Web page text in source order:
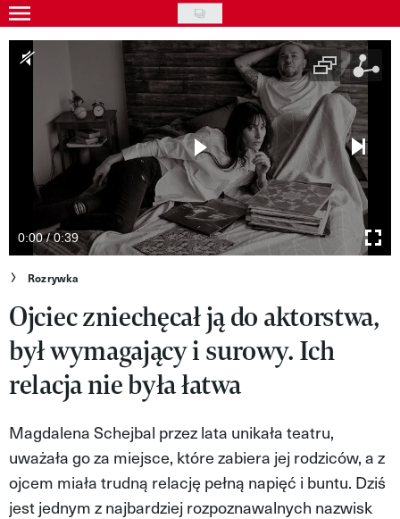
Skip
to
main
Wydarzenia
Na ekranie
Piosenka
VIVA!ART
VIVA!MODA
VIVA!MAN
VIVA!PEOPLE POWER
VIVA!ITAKA
0:00 / 0:39
Rozrywka
Ojciec zniechęcał ją do aktorstwa,
był wymagający i surowy. Ich
relacja nie była łatwa
Magdalena Schejbal przez lata unikała teatru,
uważała go za miejsce, które zabiera jej rodziców, a z
ojcem miała trudną relację pełną napięć i buntu. Dziś
jest jednym z najbardziej rozpoznawalnych nazwisk